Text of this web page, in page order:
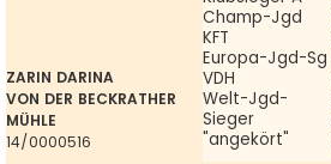
ZARIN DARINA
VON DER BECKRATHER
MÜHLE
14/0000516
Champ-Jgd
KFT
Europa-Jgd-Sg
VDH
Welt-Jgd-
Sieger
"angekört"